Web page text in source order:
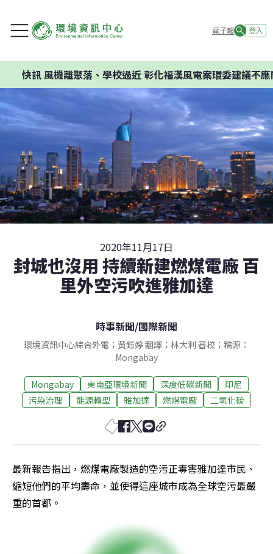
電子報 登入
離聚落、學校過近 彰化福漢風電案環委建議不應開發
2020年11月17日
封城也沒用 持續新建燃煤電廠 百
里外空污吹進雅加達
時事新聞/國際新聞
環境資訊中心綜合外電；黃鈺婷 翻譯；林大利 審校；稿源：
Mongabay
Mongabay 東南亞環境新聞 深度低碳新聞
印尼
污染治理
能源轉型 雅加達 燃煤電廠 二氧化硫
最新報告指出，燃煤電廠製造的空污正毒害雅加達市民、
縮短他們的平均壽命，並使得這座城市成為全球空污最嚴
重的首都。